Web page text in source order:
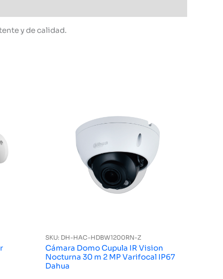
y de calidad.
SKU: DH-HAC-HDBW1200RN-Z
Cámara Domo Cupula IR Vision
Nocturna 30 m 2 MP Varifocal IP67
Dahua